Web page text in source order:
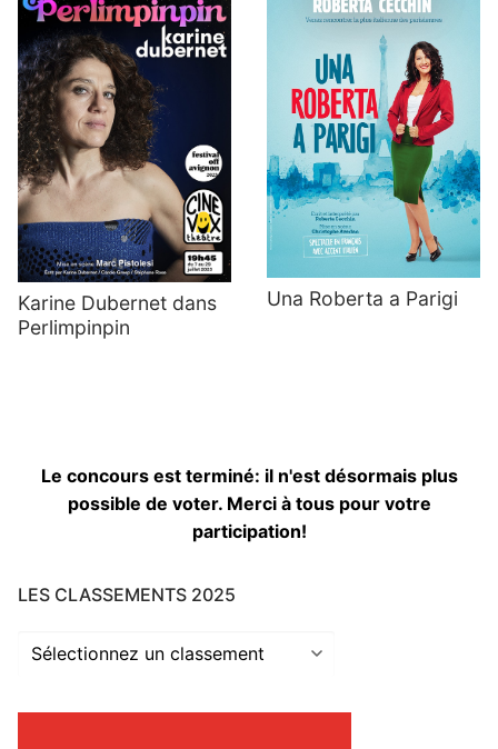
Karine Dubernet dans
Perlimpinpin
Una Roberta a Parigi
Le concours est terminé: il n'est désormais plus
possible de voter. Merci à tous pour votre
participation!
LES CLASSEMENTS 2025
Les